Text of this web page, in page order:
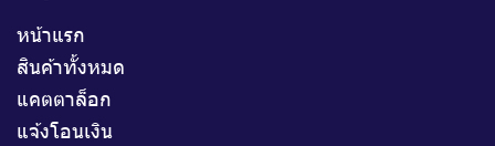
หน้าแรก
สินค้าทั้งหมด
แคตตาล็อก
แจ้งโอนเงิน